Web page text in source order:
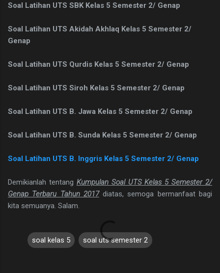
Soal Latihan UTS SBK Kelas 5 Semester 2/ Genap
Soal Latihan UTS Akidah Akhlaq Kelas 5 Semester 2/
Genap
Soal Latihan UTS Qurdis Kelas 5 Semester 2/ Genap
Soal Latihan UTS Siroh Kelas 5 Semester 2/ Genap
Soal Latihan UTS B. Jawa Kelas 5 Semester 2/ Genap
Soal Latihan UTS B. Sunda Kelas 5 Semester 2/ Genap
Soal Latihan UTS B. Inggris Kelas 5 Semester 2/ Genap
Demikianlah tentang Kumpulan Soal UTS Kelas 5 Semester 2/
Genap Terbaru Tahun 2017diatas, semoga bermanfaat bagi
kita semuanya. Salam.
soal kelas 5 soal uts semester 2